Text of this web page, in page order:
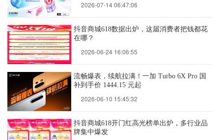
2026-07-14 06:47:06
抖音商城618数据出炉，这届消费者把钱都花
在哪？
2026-06-24 16:06:55
流畅爆表，续航拉满！一加 Turbo 6X Pro 国
补到手价 1444.15 元起
2026-06-10 15:45:32
抖音商城618开门红高光榜单出炉，多行业品
牌集中爆发